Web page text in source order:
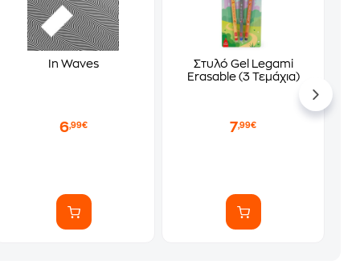
In Waves
6,99€
Στυλό Gel Legami
Erasable (3 Τεμάχια)
7,99€